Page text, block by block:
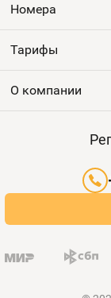
Номера
Все номера
Тарифы
Выгодные тарифы
О компании
Оплата и